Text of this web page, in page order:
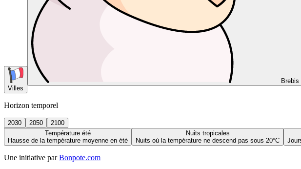
Villes
Brebis
Horizon temporel
2030 2050
2100
Température été
Hausse de la température moyenne en été
Nuits tropicales
Nuits où la température ne descend pas sous 20°C
Une initiative par Bonpote.com